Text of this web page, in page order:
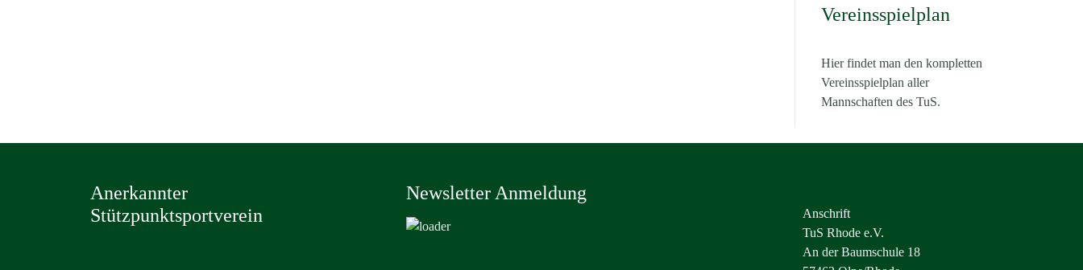
Vereinsspielplan
Hier findet man den kompletten
Vereinsspielplan aller
Mannschaften des TuS.
Anerkannter
Stützpunktsportverein
Newsletter Anmeldung
Anschrift
TuS Rhode e.V.
An der Baumschule 18